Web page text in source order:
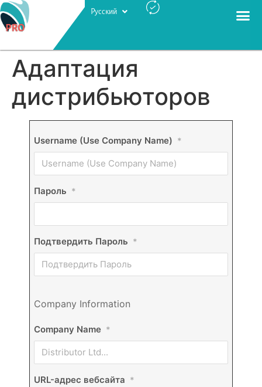
Русский
Português
Адаптация
дистрибьюторов
Username (Use Company Name) *
Пароль *
Подтвердить Пароль *
Company Information
Company Name *
URL-адрес вебсайта *